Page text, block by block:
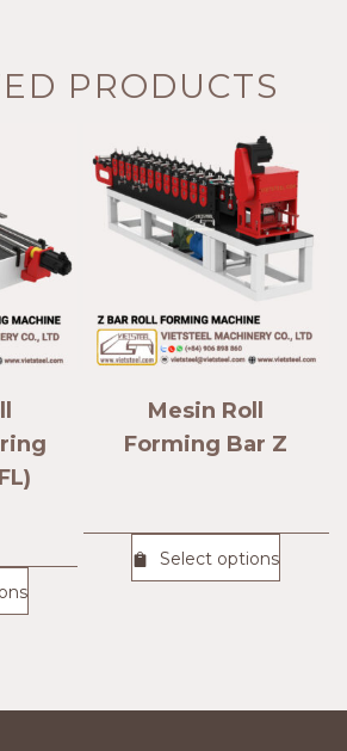
PRODUCTS
Mesin Roll
Forming Bar Z
Select options